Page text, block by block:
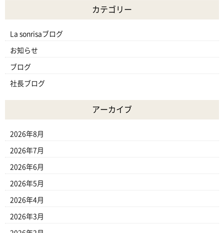
カテゴリー
La sonrisaブログ
お知らせ
ブログ
社長ブログ
アーカイブ
2026年8月
2026年7月
2026年6月
2026年5月
2026年4月
2026年3月